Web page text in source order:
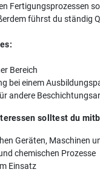
Fertigungsprozessen
führst du ständig
Bereich
bei einem
andere
solltest du
Geräten, Maschinen
chemischen Prozesse
Einsatz